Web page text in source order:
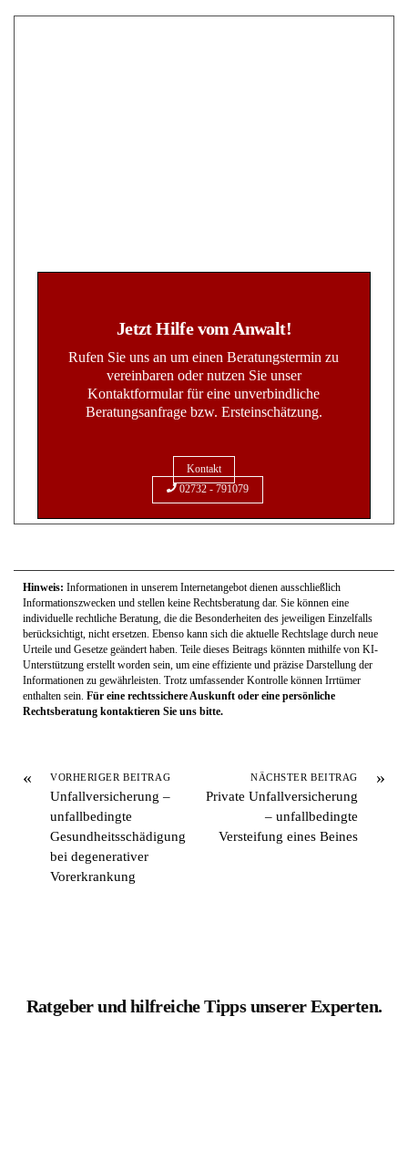
Jetzt Hilfe vom Anwalt!
Rufen Sie uns an um einen Beratungstermin zu
vereinbaren oder nutzen Sie unser
Kontaktformular für eine unverbindliche
Beratungsanfrage bzw. Ersteinschätzung.
Kontakt
02732 - 791079
Hinweis: Informationen in unserem Internetangebot dienen ausschließlich
Informationszwecken und stellen keine Rechtsberatung dar. Sie können eine
individuelle rechtliche Beratung, die die Besonderheiten des jeweiligen Einzelfalls
berücksichtigt, nicht ersetzen. Ebenso kann sich die aktuelle Rechtslage durch neue
Urteile und Gesetze geändert haben. Teile dieses Beitrags könnten mithilfe von KI-
Unterstützung erstellt worden sein, um eine effiziente und präzise Darstellung der
Informationen zu gewährleisten. Trotz umfassender Kontrolle können Irrtümer
enthalten sein. Für eine rechtssichere Auskunft oder eine persönliche
Rechtsberatung kontaktieren Sie uns bitte.
« VORHERIGER BEITRAG
Unfallversicherung –
unfallbedingte
Gesundheitsschädigung
bei degenerativer
Vorerkrankung
»
NÄCHSTER BEITRAG
Private Unfallversicherung
– unfallbedingte
Versteifung eines Beines
Ratgeber und hilfreiche Tipps unserer Experten.